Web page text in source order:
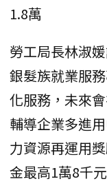
1.8萬
勞工局長林淑
銀髮族就業服
化服務，未來
輔導企業多進
力資源再運用
金最高1萬8千